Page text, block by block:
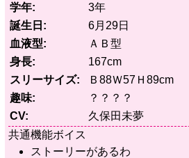
学年
3年
誕生日
6月29日
血液型
ＡＢ型
身長
167cm
スリーサイズ
Ｂ88Ｗ57Ｈ89cm
趣味
？？？？
CV
久保田未夢
共通機能ボイス
ストーリーがあるわ